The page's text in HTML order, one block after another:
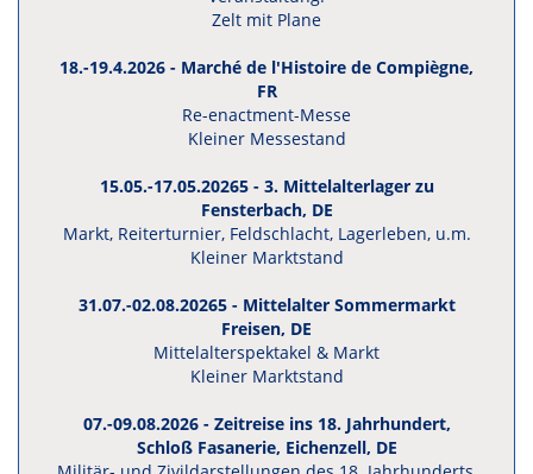
Zelt mit Plane
18.-19.4.2026 - Marché de l'Histoire de Compiègne,
FR
Re-enactment-Messe
Kleiner Messestand
15.05.-17.05.20265 - 3. Mittelalterlager zu
Fensterbach, DE
Markt, Reiterturnier, Feldschlacht, Lagerleben, u.m.
Kleiner Marktstand
31.07.-02.08.20265 - Mittelalter Sommermarkt
Freisen, DE
Mittelalterspektakel & Markt
Kleiner Marktstand
07.-09.08.2026 - Zeitreise ins 18. Jahrhundert,
Schloß Fasanerie, Eichenzell, DE